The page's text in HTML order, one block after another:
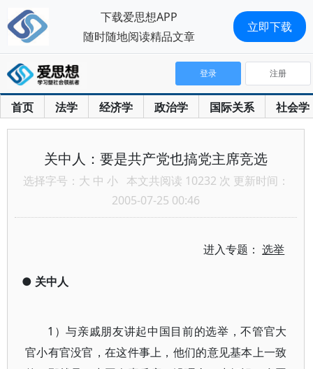
首页 法学 经济学 政治学 国际关系 社会学
登录 注册
关中人：要是共产党也搞党主席竞选
选择字号： 大 中 小 本文共阅读 10232 次 更新时间：
2005-07-25 00:46
进入专题：选举
● 关中人
1）与亲戚朋友讲起中国目前的选举，不管官大
官小有官没官，在这件事上，他们的意见基本上一致
下载爱思想APP
随时随地阅读精品文章
立即下载